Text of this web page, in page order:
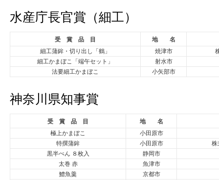
水産庁長官賞（細工）
受 賞 品 目 地 名
細工蒲鉾・切り出し「鶴」 焼津市
細工かまぼこ「端午セット」
射水市
法要細工かまぼこ
小矢部市
神奈川県知事賞
受 賞 品 目 地 名
極上かまぼこ
小田原市
特撰蒲鉾
小田原市
株
黒半ぺん ８枚入
静岡市
太巻 赤
魚津市
鱧魚羹
京都市